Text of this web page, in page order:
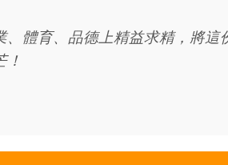
、品德上精益求精，將這
！